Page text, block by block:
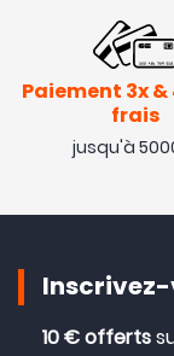
Paiement 3x
frais
jusqu'à
10 € offerts